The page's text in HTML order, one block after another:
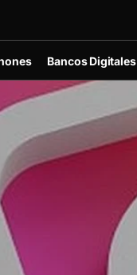
Bancos Digitales